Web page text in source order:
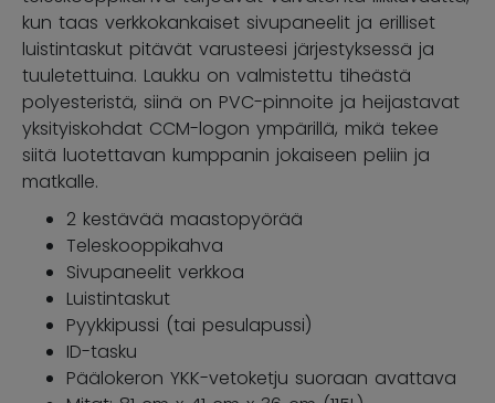
kun taas verkkokankaiset sivupaneelit ja erilliset
luistintaskut pitävät varusteesi järjestyksessä ja
tuuletettuina. Laukku on valmistettu tiheästä
polyesteristä, siinä on PVC-pinnoite ja heijastavat
yksityiskohdat CCM-logon ympärillä, mikä tekee
siitä luotettavan kumppanin jokaiseen peliin ja
matkalle.
2 kestävää maastopyörää
Teleskooppikahva
Sivupaneelit verkkoa
Luistintaskut
Pyykkipussi (tai pesulapussi)
ID-tasku
Päälokeron YKK-vetoketju suoraan avattava